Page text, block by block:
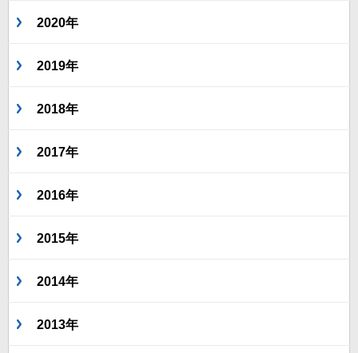
2020年
2019年
2018年
2017年
2016年
2015年
2014年
2013年